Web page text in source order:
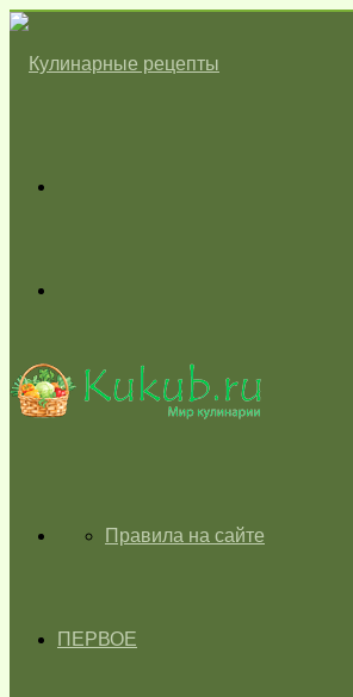
skin
ГЛАВНАЯПравила на сайте
ПЕРВОЕ